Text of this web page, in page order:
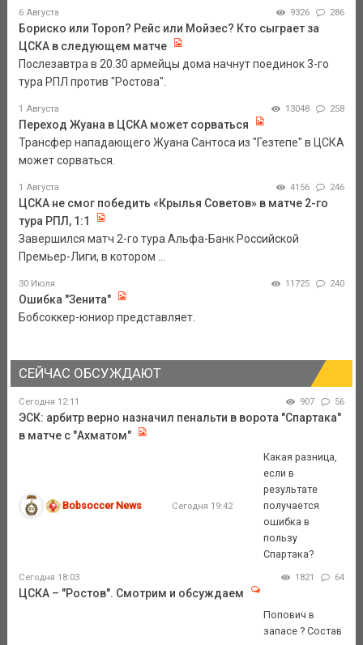
6 Августа 9326 286
Бориско или Тороп? Рейс или Мойзес? Кто сыграет за
ЦСКА в следующем матче
Послезавтра в 20.30 армейцы дома начнут поединок 3-го
тура РПЛ против "Ростова".
1 Августа 13048 258
Переход Жуана в ЦСКА может сорваться
Трансфер нападающего Жуана Сантоса из "Гезтепе" в ЦСКА
может сорваться.
1 Августа 4156 246
ЦСКА не смог победить «Крылья Советов» в матче 2-го
тура РПЛ, 1:1
Завершился матч 2-го тура Альфа-Банк Российской
Премьер-Лиги, в котором ...
30 Июля 11725 240
Ошибка "Зенита"
Бобсоккер-юниор представляет.
СЕЙЧАС ОБСУЖДАЮТ
Сегодня 12:11 907 56
ЭСК: арбитр верно назначил пенальти в ворота "Спартака"
в матче с "Ахматом"
Bobsoccer News Сегодня 19:42
Какая разница,
если в
результате
получается
ошибка в
пользу
Спартака?
Сегодня 18:03 1821 64
ЦСКА – "Ростов". Смотрим и обсуждаем
Попович в
запасе ? Состав